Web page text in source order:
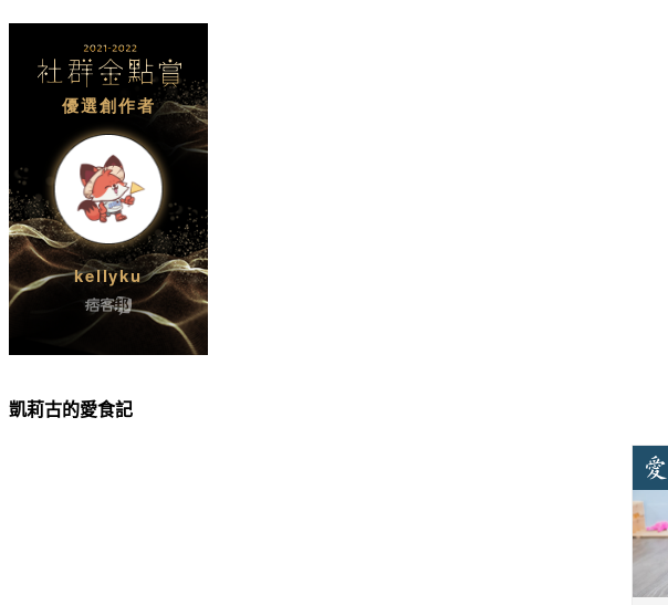
凱莉古的愛食記